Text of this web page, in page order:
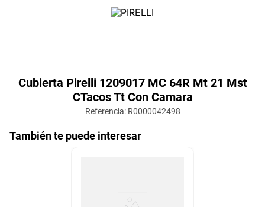
Cubierta Pirelli 1209017 MC 64R Mt 21 Mst
CTacos Tt Con Camara
Referencia: R0000042498
También te puede interesar